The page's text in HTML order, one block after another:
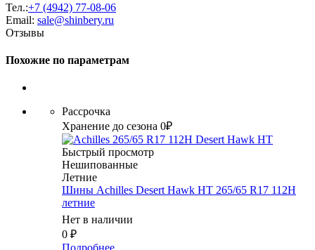
Тел.:+7 (4942) 77-08-06
Email: sale@shinbery.ru
Отзывы
Похожие по параметрам
Рассрочка
Хранение до сезона 0₽
Быстрый просмотр
Нешипованные
Летние
Шины Achilles Desert Hawk HT 265/65 R17 112H
летние
Нет в наличии
0 ₽